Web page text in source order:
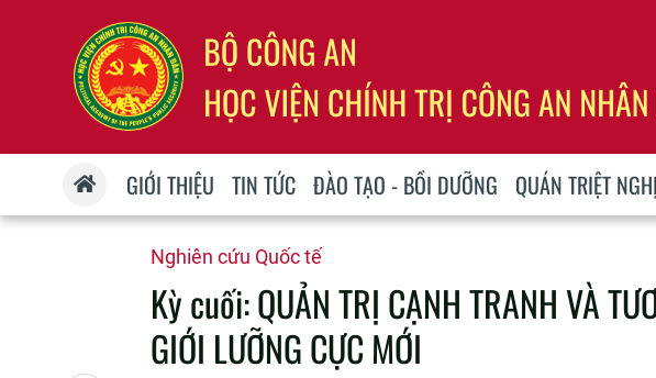
GIỚI THIỆU TIN TỨC ĐÀO TẠO - BỒI DƯỠNG QUÁN TRIỆT
Nghiên cứu Quốc tế
Kỳ cuối: QUẢN TRỊ CẠNH TRANH VÀ
GIỚI LƯỠNG CỰC MỚI